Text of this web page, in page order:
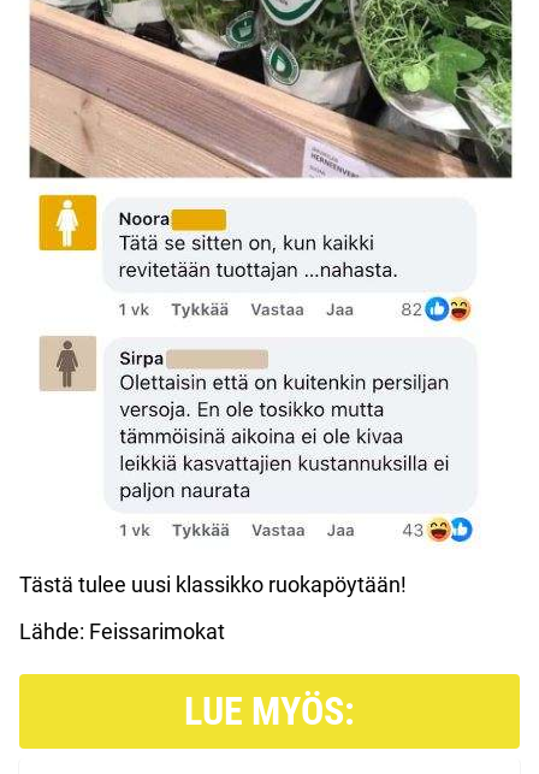
Tästä tulee uusi klassikko ruokapöytään!
Lähde: Feissarimokat
LUE MYÖS: